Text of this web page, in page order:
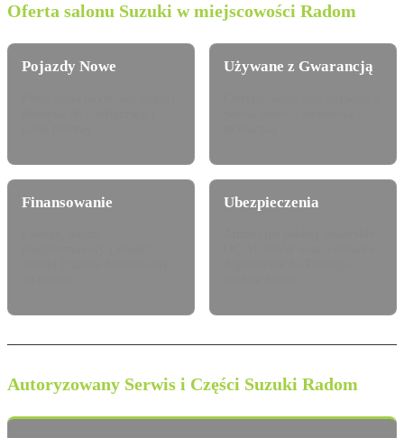
Oferta salonu Suzuki w miejscowości Radom
Pojazdy Nowe Używane z Gwarancją
Finansowanie Ubezpieczenia
Autoryzowany Serwis i Części Suzuki Radom